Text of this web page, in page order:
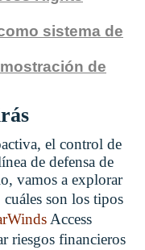
sistema de
de
el control de
de defensa de
vamos a explorar
cuáles son los tipos
Access
riesgos financieros